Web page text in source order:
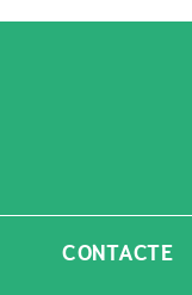
CONTACTE